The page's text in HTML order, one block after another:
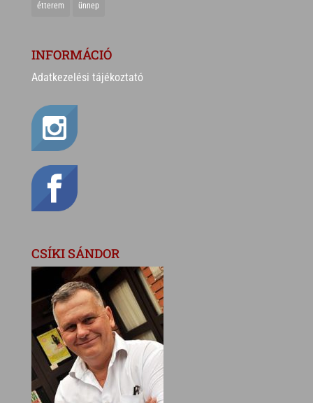
étterem ünnep
INFORMÁCIÓ
Adatkezelési tájékoztató
CSÍKI SÁNDOR